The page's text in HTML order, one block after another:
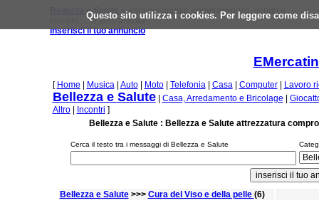
Questo sito utilizza i cookies. Per leggere come
Bellezza e Salute » annunci gratuiti, compravendita, vendo e
compro, ... e altro ancora
inserisci il tuo annuncio
[ Home Musica| Auto| Moto| Telefonia| Casa| Computer| Lavoro
Bellezza e Salute| Casa, Arredamento e Bricolage
Altro| Incontri ]
Bellezza e Salute : Bellezza e Salute attrezzatura
Cerca il testo tra i messaggi di Bellezza e Salute
Bellezza e Salute>>> Cura del Viso e della pelle (6)